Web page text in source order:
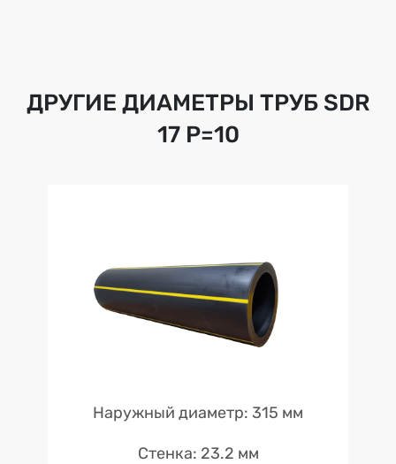
ДРУГИЕ ДИАМЕТРЫ ТРУБ SDR
17 Р=10
Наружный диаметр: 315 мм
Стенка: 23.2 мм